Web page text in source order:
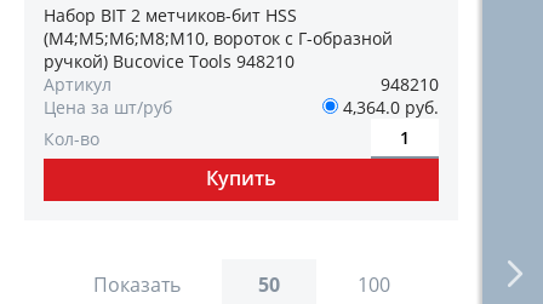
Набор BIT 2 метчиков-бит HSS
(М4;М5;М6;М8;М10, вороток с Г-образной
ручкой) Bucovice Tools 948210
Артикул
948210
Цена за шт/руб
4,364.0 руб.
Кол-во
Показать 50
100